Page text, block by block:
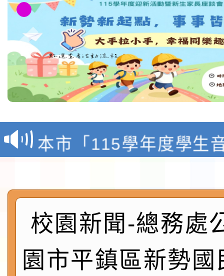
賽實施要點」1份
本市「115學年度學生
展演活動實施計畫」
請一案
社團法人中華民國畫廊
026 ART TAIPEI臺北
會」之「藝術教育日」
本校115學年度第1學
第2次招考代課鐘點教
115 年度兒童課後照顧
校園新聞-總務處
園市平鎮區新勢